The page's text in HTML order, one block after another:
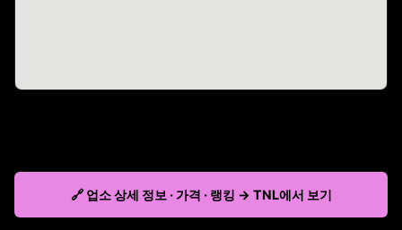
🔗 업소 상세 정보 · 가격 · 랭킹 → TNL에서 보기